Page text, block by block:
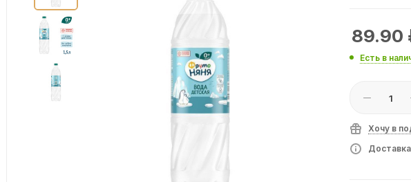
89.90
Есть в
Хочу в